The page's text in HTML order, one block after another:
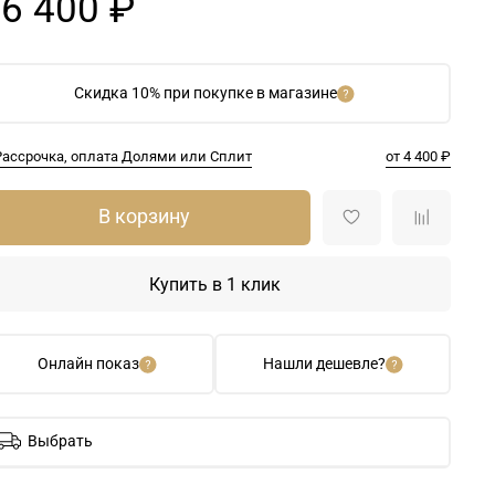
Скидка 10% при покупке в магазине
оплата Долями или Сплит от 4 400 ₽
400 ₽
Онлайн показ Нашли дешевле?
В корзину
Купить в 1 клик
Выбрать